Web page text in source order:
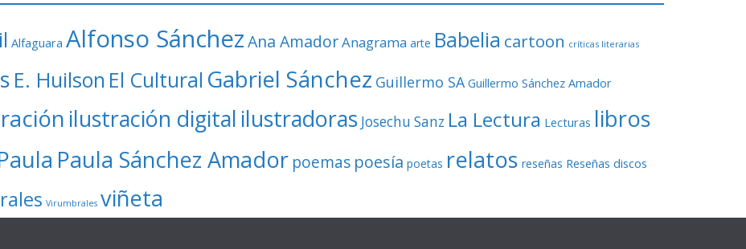
í
e
Alfaguara Alfonso SánchezAna AmadorAnagrama arte Babelia cartoon críticas literarias
E. Huilson El Cultural Gabriel Sánchez Guillermo SA Guillermo Sánchez Amador
ilustración digital ilustradoras Josechu Sanz La Lectura Lecturas libros
Paula Sánchez Amador poemas poesía poetas relatos reseñas Reseñas discos
Virumbrales viñeta